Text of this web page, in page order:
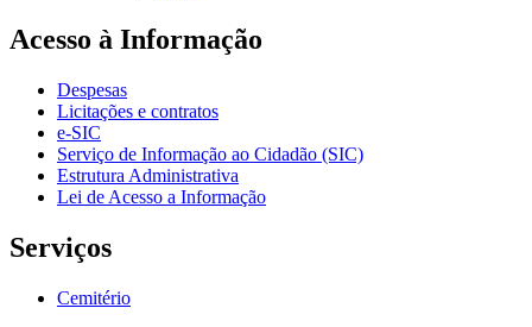
Acesso à Informação
Despesas
Licitações e contratos
e-SIC
Serviço de Informação ao Cidadão (SIC)
Estrutura Administrativa
Lei de Acesso a Informação
Serviços
Cemitério